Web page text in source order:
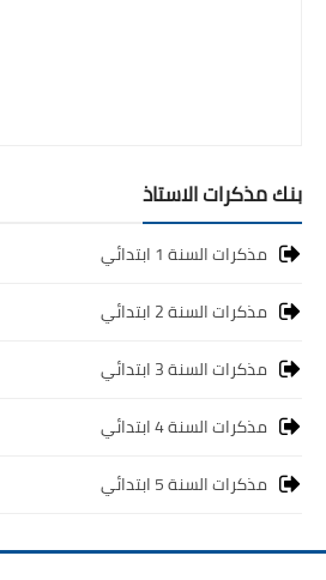
بنك مذكرات الاستاذ
مذكرات السنة 1 ابتدائي
مذكرات السنة 2 ابتدائي
مذكرات السنة 3 ابتدائي
مذكرات السنة 4 ابتدائي
مذكرات السنة 5 ابتدائي